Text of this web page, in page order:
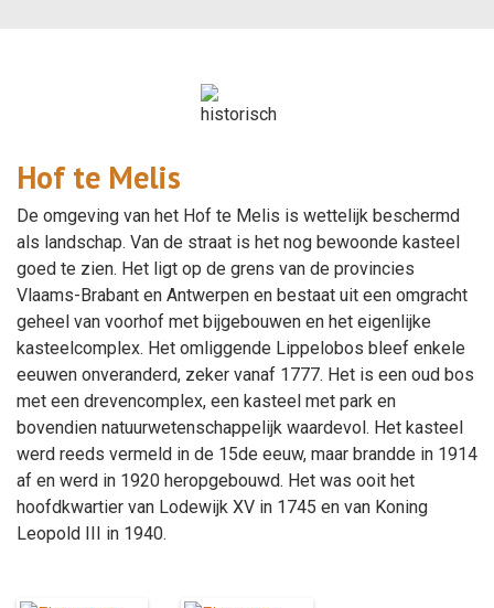
Hof te Melis
De omgeving van het Hof te Melis is wettelijk beschermd
als landschap. Van de straat is het nog bewoonde kasteel
goed te zien. Het ligt op de grens van de provincies
Vlaams-Brabant en Antwerpen en bestaat uit een omgracht
geheel van voorhof met bijgebouwen en het eigenlijke
kasteelcomplex. Het omliggende Lippelobos bleef enkele
eeuwen onveranderd, zeker vanaf 1777. Het is een oud bos
met een drevencomplex, een kasteel met park en
bovendien natuurwetenschappelijk waardevol. Het kasteel
werd reeds vermeld in de 15de eeuw, maar brandde in 1914
af en werd in 1920 heropgebouwd. Het was ooit het
hoofdkwartier van Lodewijk XV in 1745 en van Koning
Leopold III in 1940.